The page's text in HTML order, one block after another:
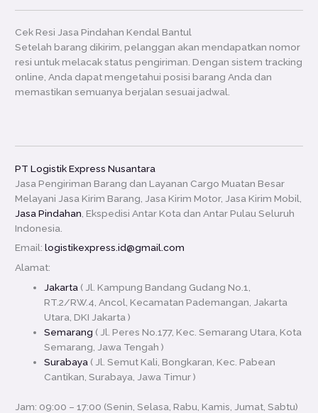
Cek Resi Jasa Pindahan Kendal Bantul
Setelah barang dikirim, pelanggan akan mendapatkan nomor
resi untuk melacak status pengiriman. Dengan sistem tracking
online, Anda dapat mengetahui posisi barang Anda dan
memastikan semuanya berjalan sesuai jadwal.
PT Logistik Express Nusantara
Jasa Pengiriman Barang dan Layanan Cargo Muatan Besar
Melayani Jasa Kirim Barang, Jasa Kirim Motor, Jasa Kirim Mobil,
Jasa Pindahan , Ekspedisi Antar Kota dan Antar Pulau Seluruh
Indonesia.
Email:logistikexpress.id@gmail.com
Alamat:
Jakarta ( Jl. Kampung Bandang Gudang No.1,
RT.2/RW.4, Ancol, Kecamatan Pademangan, Jakarta
Utara, DKI Jakarta )
Semarang ( Jl. Peres No.177, Kec. Semarang Utara, Kota
Semarang, Jawa Tengah )
Surabaya ( Jl. Semut Kali, Bongkaran, Kec. Pabean
Cantikan, Surabaya, Jawa Timur )
Jam: 09:00 – 17:00 (Senin, Selasa, Rabu, Kamis, Jumat, Sabtu)